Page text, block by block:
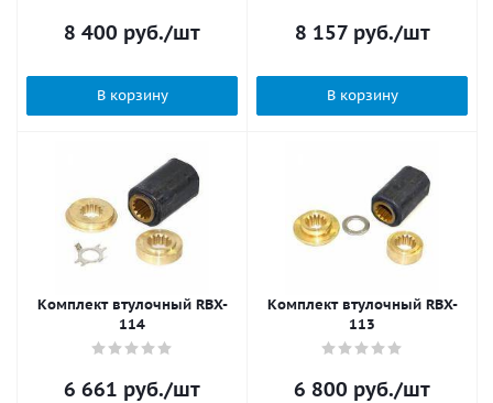
8 400 руб./шт
В корзину
8 157руб./шт
В корзину
Комплект втулочный RBX-
114
6 661 руб./шт
Комплект втулочный RBX-
113
6 800 руб./шт